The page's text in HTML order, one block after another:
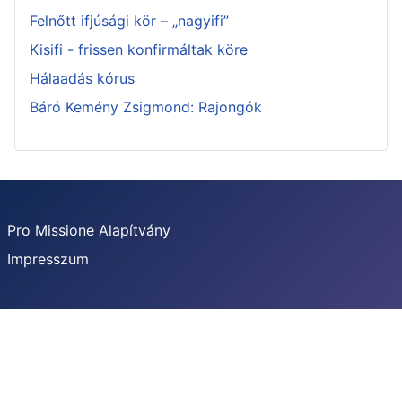
Felnőtt ifjúsági kör – „nagyifi”
Kisifi - frissen konfirmáltak köre
Hálaadás kórus
Báró Kemény Zsigmond: Rajongók
Pro Missione Alapítvány
Impresszum